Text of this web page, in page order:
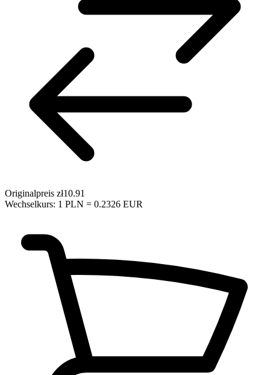
Originalpreis zł10.91
Wechselkurs: 1 PLN = 0.2326 EUR